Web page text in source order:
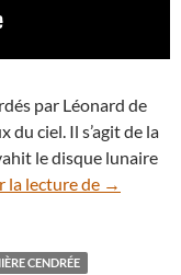
par Léonard de
du ciel. Il s’agit de la
le disque lunaire
la lecture de Léonard
→
CENDRÉE